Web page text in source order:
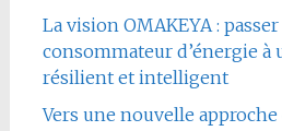
La vision OMAKEYA :
consommateur d’énergie à
résilient et intelligent
Vers une nouvelle approche